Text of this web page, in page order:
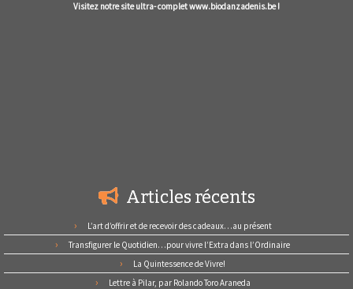
Visitez notre site ultra- complet www.biodanzadenis.be !
Articles récents
L’art d’offrir et de recevoir des cadeaux…au présent
Transfigurer le Quotidien…pour vivre l’Extra dans l’Ordinaire
La Quintessence de Vivre!
Lettre à Pilar, par Rolando Toro Araneda